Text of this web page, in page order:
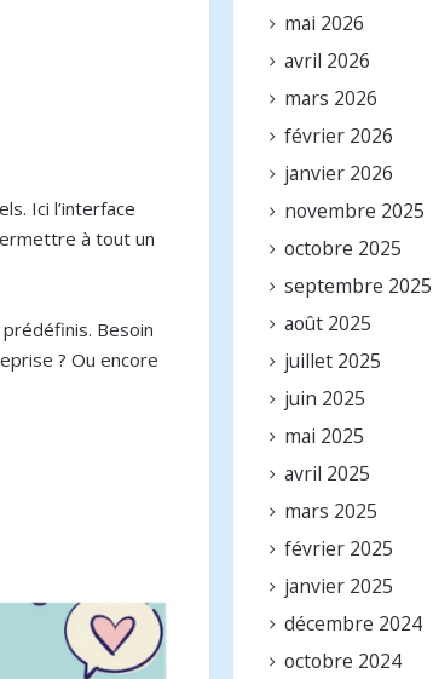
Ici l’interface
à tout un
Besoin
? Ou encore
mai 2026
avril 2026
mars 2026
février 2026
janvier 2026
novembre 2025
octobre 2025
septembre 2025
août 2025
juillet 2025
juin 2025
mai 2025
avril 2025
mars 2025
février 2025
janvier 2025
décembre 2024
octobre 2024